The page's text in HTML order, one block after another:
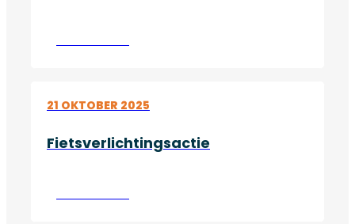
21 OKTOBER 2025
Fietsverlichtingsactie
Lees verder